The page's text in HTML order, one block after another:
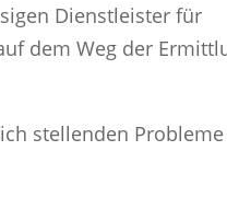
Dienstleister für
dem Weg der
stellenden Probleme